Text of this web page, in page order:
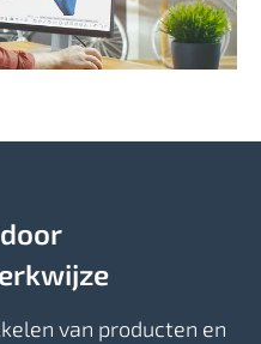
van producten en